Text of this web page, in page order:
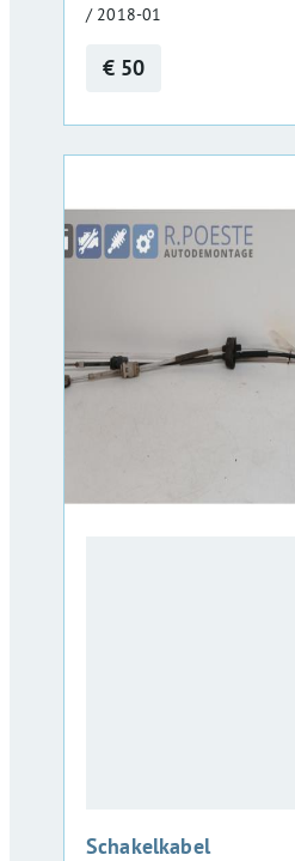
/ 2018-01
€ 50
Schakelkabel